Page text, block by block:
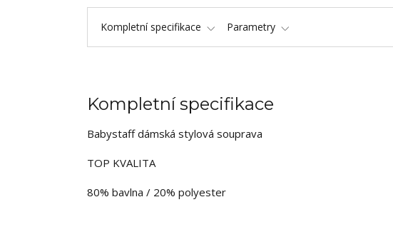
Kompletní specifikace Parametry
Kompletní specifikace
Babystaff dámská stylová souprava
TOP KVALITA
80% bavlna / 20% polyester